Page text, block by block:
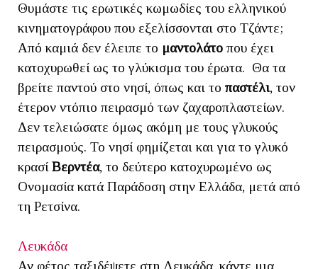
Θυμάστε τις ερωτικές κωμωδίες του ελληνικού
κινηματογράφου που εξελίσσονται στο Τζάντε;
Από καμιά δεν έλειπε το μαντολάτο που έχει
κατοχυρωθεί ως το γλύκισμα του έρωτα. Θα τα
βρείτε παντού στο νησί, όπως και το παστέλι, τον
έτερον ντόπιο πειρασμό των ζαχαροπλαστείων.
Δεν τελειώσατε όμως ακόμη με τους γλυκούς
πειρασμούς. Το νησί φημίζεται και για το γλυκό
κρασί Βερντέα, το δεύτερο κατοχυρωμένο ως
Ονομασία κατά Παράδοση στην Ελλάδα, μετά από
τη Ρετσίνα.
Λευκάδα
Αν φέτος ταξιδέψετε στη Λευκάδα, κάντε μια